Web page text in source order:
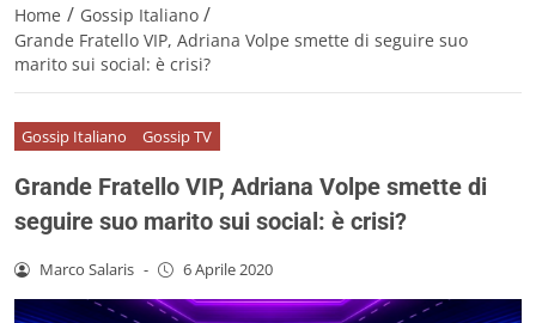
Home / Gossip Italiano /
Grande Fratello VIP, Adriana Volpe smette di seguire suo
marito sui social: è crisi?
Gossip Italiano Gossip TV
Grande Fratello VIP, Adriana Volpe smette di
seguire suo marito sui social: è crisi?
Marco Salaris - 6 Aprile 2020